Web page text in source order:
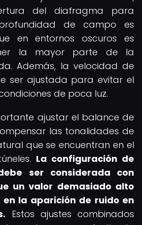
del diafragma para
de campo es
en entornos oscuros es
la mayor parte de la
Además, la velocidad de
ser ajustada para evitar el
de poca luz.
ajustar el balance de
las tonalidades de
que se encuentran en el
La configuración de
ser considerada con
un valor demasiado alto
la aparición de ruido en
Estos ajustes combinados